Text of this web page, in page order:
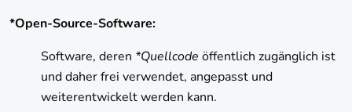
*Open-Source-Software:
Software, deren *Quellcode öffentlich zugänglich ist
und daher frei verwendet, angepasst und
weiterentwickelt werden kann.